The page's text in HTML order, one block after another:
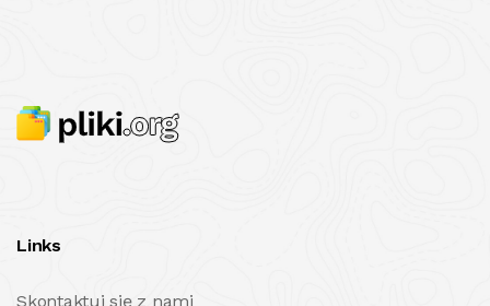
Links
Skontaktuj się z nami